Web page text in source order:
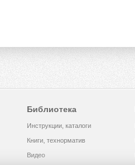
Библиотека
Инструкции, каталоги
Книги, технорматив
Видео